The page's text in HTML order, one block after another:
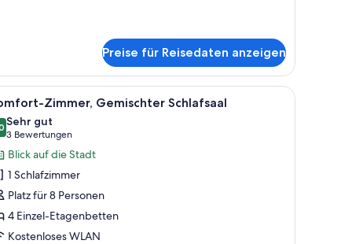
Preise für Reisedaten anzeigen
an einer Seite und einer mit Graffiti beschmierten Wand an der anderen.
Ein Bett mit einem türkisfarbenen Vorhang,
6 Zimmer, Gemischter Schlafsaal
von 10
Sehr gut
3 Bewertungen
(3
Bewertungen)
Blick auf die Stadt
1 Schlafzimmer
Platz für 8 Personen
4 Einzel-Etagenbetten
Kostenloses WLAN